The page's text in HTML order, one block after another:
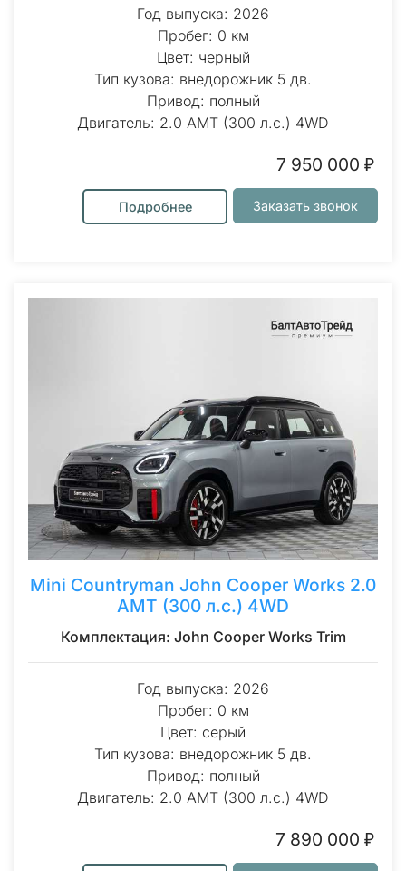
Год выпуска: 2026
Пробег: 0 км
Цвет: черный
Тип кузова: внедорожник 5 дв.
Привод: полный
Двигатель: 2.0 AMT (300 л.с.) 4WD
7 950 000 ₽
Подробнее Заказать звонок
Mini Countryman John Cooper Works 2.0
AMT (300 л.с.) 4WD
Комплектация: John Cooper Works Trim
Год выпуска: 2026
Пробег: 0 км
Цвет: серый
Тип кузова: внедорожник 5 дв.
Привод: полный
Двигатель: 2.0 AMT (300 л.с.) 4WD
7 890 000 ₽